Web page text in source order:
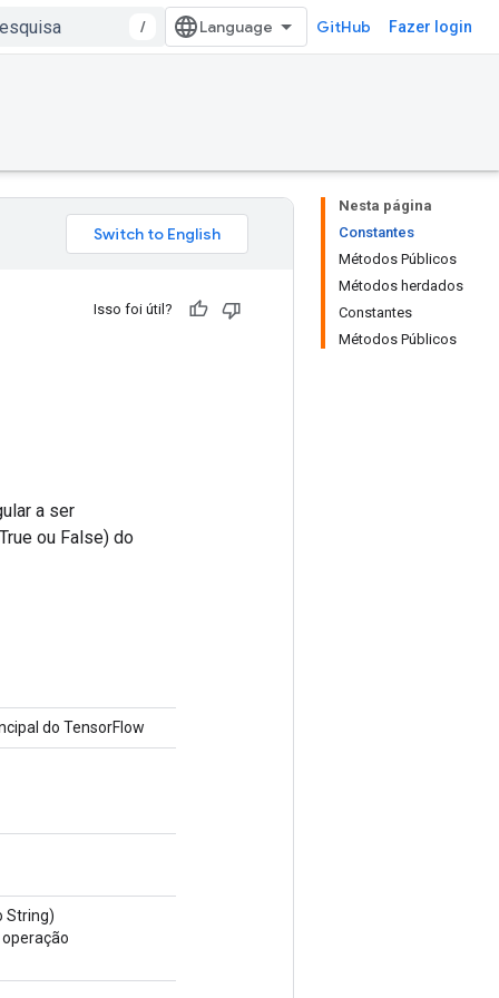
/ GitHub Fazer login
Nesta página
Constantes
Métodos Públicos
Métodos herdados
Constantes
Métodos Públicos
Isso foi útil?
a ser
ou False) do
do TensorFlow
String)